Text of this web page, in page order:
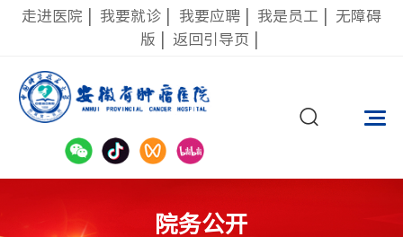
走进医院 我要就诊 我要应聘 我是员工
无障碍
版
返回引导页
院务公开